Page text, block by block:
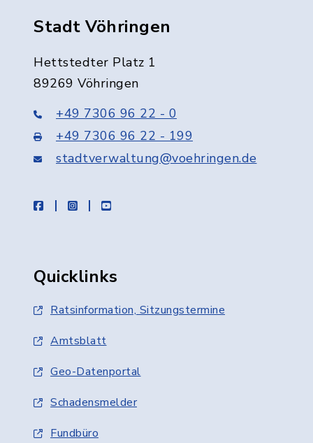
Stadt Vöhringen
Hettstedter Platz 1
89269 Vöhringen
+49 7306 96 22 - 0
+49 7306 96 22 - 199
stadtverwaltung@voehringen.de
facebookinstagramyoutube
Quicklinks
Ratsinformation, Sitzungstermine
Amtsblatt
Geo-Datenportal
Schadensmelder
Fundbüro